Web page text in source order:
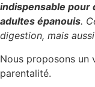
indispensable pour
adultes épanouis.
digestion, mais
Nous proposons un
parentalité.